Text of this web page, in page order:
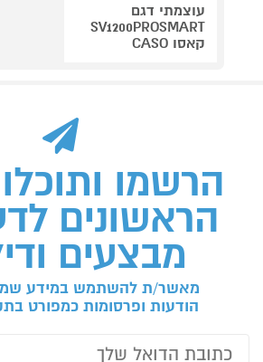
עוצמתי דגם
SV1200PROSMART
קאסו CASO
הרשמו
הראשונים
מבצעים
מאשר/ת להשתמש במידע
הודעות ופרסומות כמפורט